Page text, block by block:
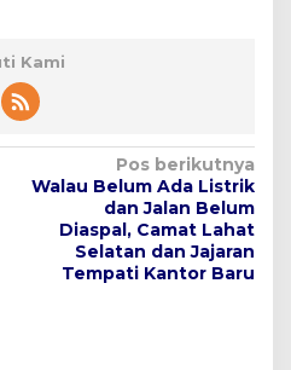
Kami
Pos berikutnya
Walau Belum Ada Listrik
dan Jalan Belum
Diaspal, Camat Lahat
Selatan dan Jajaran
Tempati Kantor Baru